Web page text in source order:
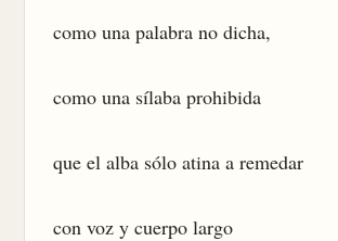
como una palabra no dicha,
como una sílaba prohibida
que el alba sólo atina a remedar
con voz y cuerpo largo